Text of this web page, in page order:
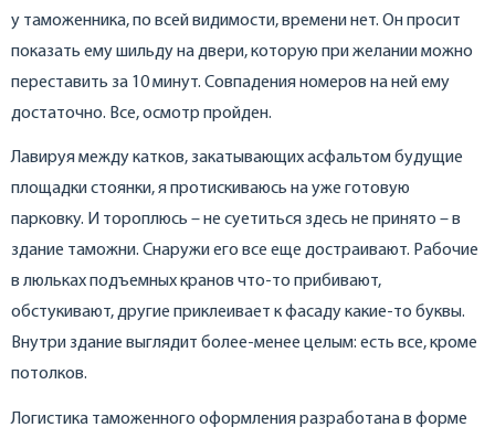
у таможенника, по всей видимости, времени нет. Он просит
показать ему шильду на двери, которую при желании можно
переставить за 10 минут. Совпадения номеров на ней ему
достаточно. Все, осмотр пройден.
Лавируя между катков, закатывающих асфальтом будущие
площадки стоянки, я протискиваюсь на уже готовую
парковку. И тороплюсь – не суетиться здесь не принято – в
здание таможни. Снаружи его все еще достраивают. Рабочие
в люльках подъемных кранов что-то прибивают,
обстукивают, другие приклеивает к фасаду какие-то буквы.
Внутри здание выглядит более-менее целым: есть все, кроме
потолков.
Логистика таможенного оформления разработана в форме